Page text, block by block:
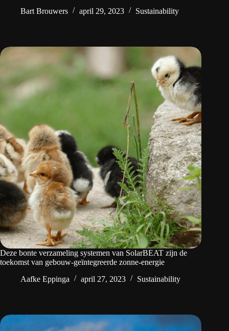
Bart Brouwers
april 29, 2023 Sustainability
Deze bonte verzameling systemen van SolarBEAT zijn de
toekomst van gebouw-geïntegreerde zonne-energie
Aafke Eppinga
april 27, 2023 Sustainability